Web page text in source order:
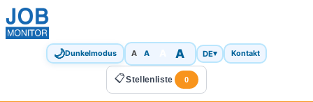
🌙Dunkelmodus A A A DE▾ Kontakt
📋Stellenliste 0